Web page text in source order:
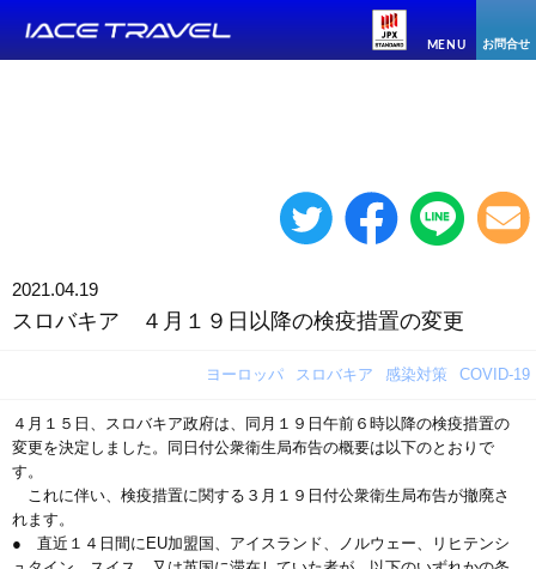
MENU お問合せ
2021.04.19
スロバキア ４月１９日以降の検疫措置の変更
ヨーロッパ スロバキア 感染対策 COVID-19
４月１５日、スロバキア政府は、同月１９日午前６時以降の検疫措置の
変更を決定しました。同日付公衆衛生局布告の概要は以下のとおりで
す。
これに伴い、検疫措置に関する３月１９日付公衆衛生局布告が撤廃さ
れます。
● 直近１４日間にEU加盟国、アイスランド、ノルウェー、リヒテンシ